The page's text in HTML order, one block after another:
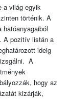
a világ egyik
történik. A
A pozitív listán a
ideig
A
hogy az
kizárják,